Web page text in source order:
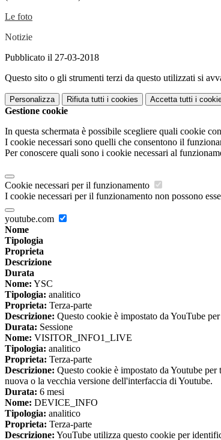
Le foto
Notizie
Pubblicato il 27-03-2018
Questo sito o gli strumenti terzi da questo utilizzati si
Personalizza Rifiuta tutti i cookies Accetta tutti i
Gestione cookie
In questa schermata è possibile scegliere quali cookie
I cookie necessari sono quelli che consentono il
Per conoscere quali sono i cookie necessari al
Cookie necessari per il funzionamento
I cookie necessari per il funzionamento non possono
youtube.com
Nome
Tipologia
Proprieta
Descrizione
Durata
Nome: YSC
Tipologia: analitico
Proprieta: Terza-parte
Descrizione: Questo cookie è impostato da YouTube
Durata: Sessione
Nome: VISITOR_INFO1_LIVE
Tipologia: analitico
Proprieta: Terza-parte
Descrizione: Questo cookie è impostato da Youtube
nuova o la vecchia versione dell'interfaccia di Youtube.
Durata: 6 mesi
Nome: DEVICE_INFO
Tipologia: analitico
Proprieta: Terza-parte
Descrizione: YouTube utilizza questo cookie per